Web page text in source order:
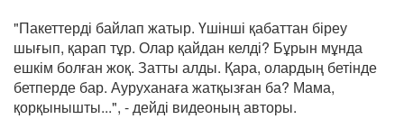
"Пакеттерді байлап жатыр. Үшінші қабаттан біреу
шығып, қарап тұр. Олар қайдан келді? Бұрын мұнда
ешкім болған жоқ. Затты алды. Қара, олардың бетінде
бетперде бар. Ауруханаға жатқызған ба? Мама,
қорқынышты...", - дейді видеоның авторы.